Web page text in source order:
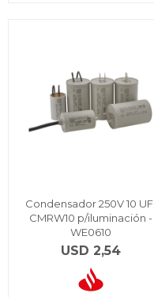
Condensador 250V 10 UF,
CMRW10 p/iluminación -
WE0610
USD 2,54